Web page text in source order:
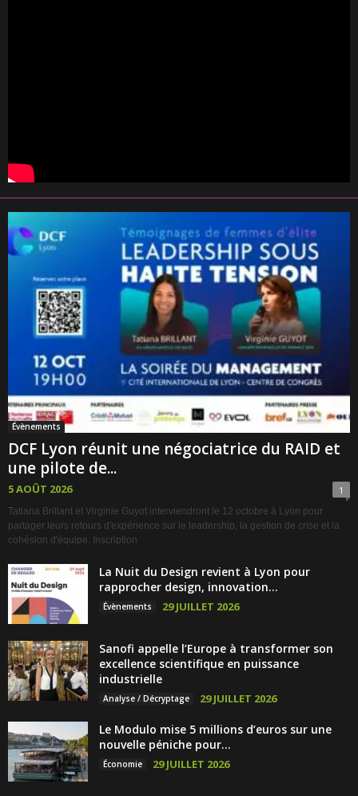
Évènements
DCF Lyon réunit une négociatrice du RAID et
une pilote de...
5 AOÛT 2026 1
Tatiana Brillant et Virginie Guyot interviendront le 12 octobre à Lyon pour
partager leurs retours d'expérience sur le leadership, la gestion de crise et la
cohésion d'équipe. Inscription
La Nuit du Design revient à Lyon pour
rapprocher design, innovation...
Évènements 29 JUILLET 2026
Sanofi appelle l’Europe à transformer son
excellence scientifique en puissance
industrielle
Analyse / Décryptage 29 JUILLET 2026
Le Modulo mise 5 millions d’euros sur une
nouvelle péniche pour...
Économie 29 JUILLET 2026